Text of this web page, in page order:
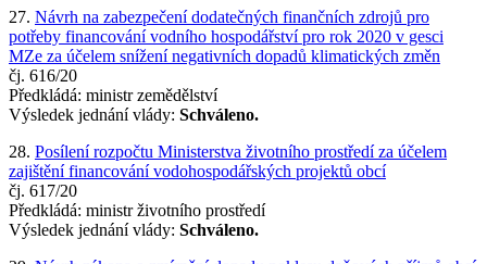
27. Návrh na zabezpečení dodatečných finančních zdrojů pro
potřeby financování vodního hospodářství pro rok 2020 v gesci
MZe za účelem snížení negativních dopadů klimatických změn
čj. 616/20
Předkládá: ministr zemědělství
Výsledek jednání vlády: Schváleno.
28. Posílení rozpočtu Ministerstva životního prostředí za účelem
zajištění financování vodohospodářských projektů obcí
čj. 617/20
Předkládá: ministr životního prostředí
Výsledek jednání vlády: Schváleno.